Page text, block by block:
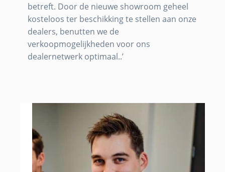
betreft. Door de nieuwe showroom geheel
kosteloos ter beschikking te stellen aan onze
dealers, benutten we de
verkoopmogelijkheden voor ons
dealernetwerk optimaal..’